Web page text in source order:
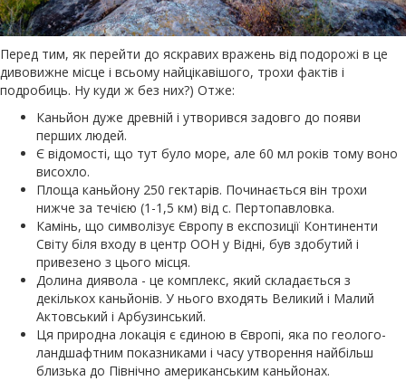
Перед тим, як перейти до яскравих вражень від подорожі в це
дивовижне місце і всьому найцікавішого, трохи фактів і
подробиць. Ну куди ж без них?) Отже:
Каньйон дуже древній і утворився задовго до появи
перших людей.
Є відомості, що тут було море, але 60 мл років тому воно
висохло.
Площа каньйону 250 гектарів. Починається він трохи
нижче за течією (1-1,5 км) від с. Пертопавловка.
Камінь, що символізує Європу в експозиції Континенти
Світу біля входу в центр ООН у Відні, був здобутий і
привезено з цього місця.
Долина диявола - це комплекс, який складається з
декількох каньйонів. У нього входять Великий і Малий
Актовський і Арбузинський.
Ця природна локація є єдиною в Європі, яка по геолого-
ландшафтним показниками і часу утворення найбільш
близька до Північно американським каньйонах.